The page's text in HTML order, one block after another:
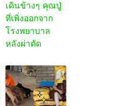
เดินข้างๆ คุณปู่
ที่เพิ่งออกจาก
โรงพยาบาล
หลังผ่าตัด